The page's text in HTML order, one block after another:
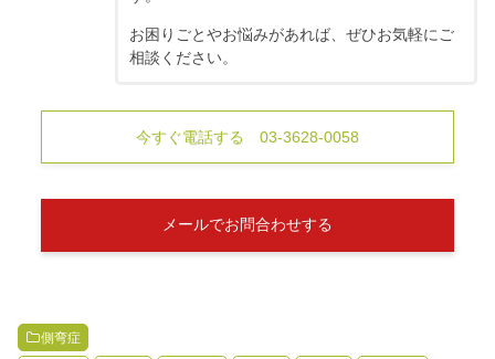
お困りごとやお悩みがあれば、ぜひお気軽にご
相談ください。
今すぐ電話する 03-3628-0058
メールでお問合わせする
側弯症